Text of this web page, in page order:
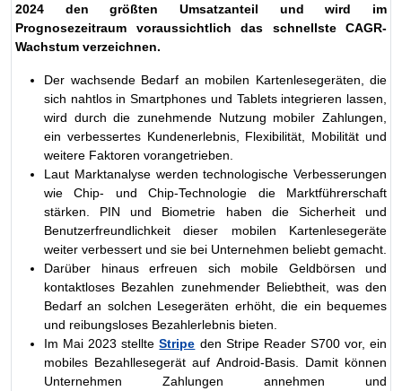
2024 den größten Umsatzanteil und wird im
Prognosezeitraum voraussichtlich das schnellste CAGR-
Wachstum verzeichnen.
Der wachsende Bedarf an mobilen Kartenlesegeräten, die
sich nahtlos in Smartphones und Tablets integrieren lassen,
wird durch die zunehmende Nutzung mobiler Zahlungen,
ein verbessertes Kundenerlebnis, Flexibilität, Mobilität und
weitere Faktoren vorangetrieben.
Laut Marktanalyse werden technologische Verbesserungen
wie Chip- und Chip-Technologie die Marktführerschaft
stärken. PIN und Biometrie haben die Sicherheit und
Benutzerfreundlichkeit dieser mobilen Kartenlesegeräte
weiter verbessert und sie bei Unternehmen beliebt gemacht.
Darüber hinaus erfreuen sich mobile Geldbörsen und
kontaktloses Bezahlen zunehmender Beliebtheit, was den
Bedarf an solchen Lesegeräten erhöht, die ein bequemes
und reibungsloses Bezahlerlebnis bieten.
Im Mai 2023 stellteStripe den Stripe Reader S700 vor, ein
mobiles Bezahllesegerät auf Android-Basis. Damit können
Unternehmen Zahlungen annehmen und